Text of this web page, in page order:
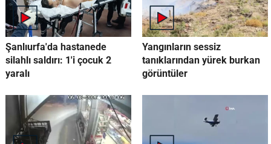
Şanlıurfa'da hastanede
silahlı saldırı: 1'i çocuk 2
yaralı
Yangınların sessiz
tanıklarından yürek burkan
görüntüler